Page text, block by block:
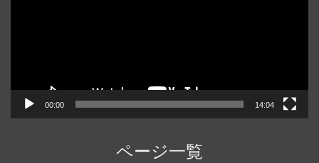
00:00 14:04
ページ一覧